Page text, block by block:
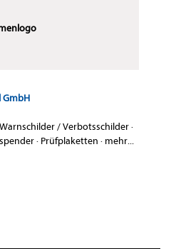
/ Verbotsschilder·
· Prüfplaketten · mehr...